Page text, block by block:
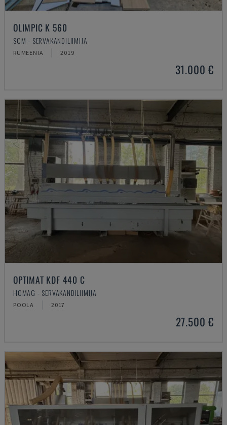
OLIMPIC K 560
SCM - SERVAKANDILIIMIJA
RUMEENIA 2019
31.000 €
OPTIMAT KDF 440 C
HOMAG - SERVAKANDILIIMIJA
POOLA 2017
27.500 €